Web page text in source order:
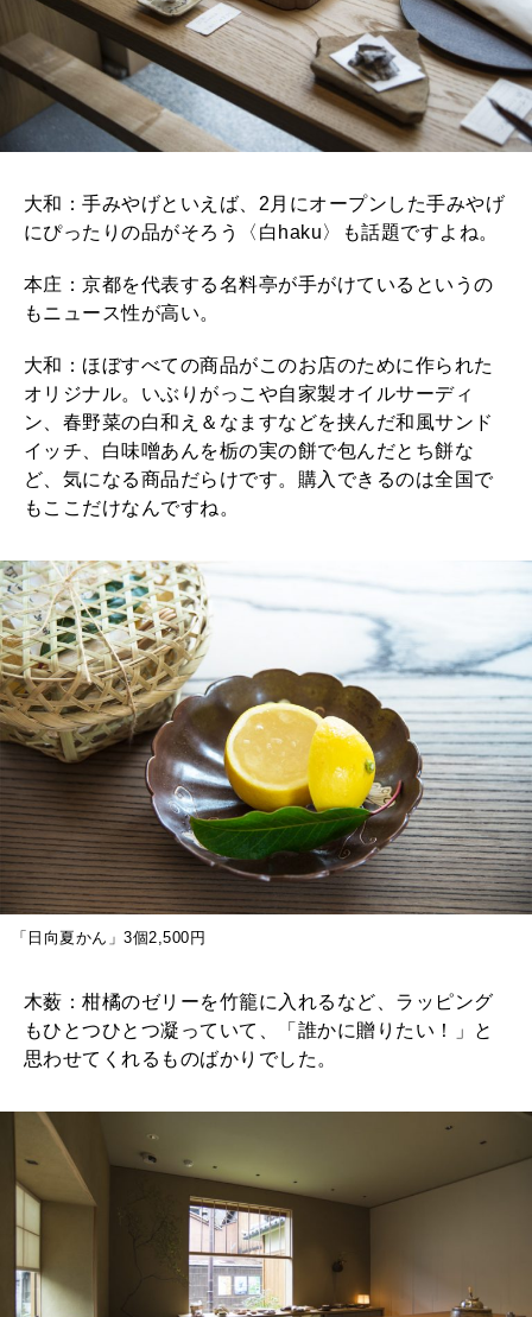
大和：手みやげといえば、2月にオープンした手みやげ
にぴったりの品がそろう〈白haku〉も話題ですよね。
本庄：京都を代表する名料亭が手がけているというの
もニュース性が高い。
大和：ほぼすべての商品がこのお店のために作られた
オリジナル。いぶりがっこや自家製オイルサーディ
ン、春野菜の白和え＆なますなどを挟んだ和風サンド
イッチ、白味噌あんを栃の実の餅で包んだとち餅な
ど、気になる商品だらけです。購入できるのは全国で
もここだけなんですね。
「日向夏かん」3個2,500円
木薮：柑橘のゼリーを竹籠に入れるなど、ラッピング
もひとつひとつ凝っていて、「誰かに贈りたい！」と
思わせてくれるものばかりでした。